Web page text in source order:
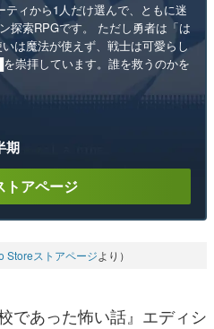
ティから1人だけ選んで、ともに迷
探索RPGです。 ただし勇者は「は
は魔法が使えず、戦士は可愛らし
崇拝しています。誰を救うのかを
期
トアページ
Storeストアページより）
であった怖い話』エディシ